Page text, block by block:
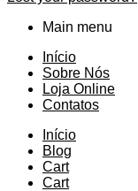
Main menu
Início
Sobre Nós
Loja Online
Contatos
Início
Blog
Cart
Cart